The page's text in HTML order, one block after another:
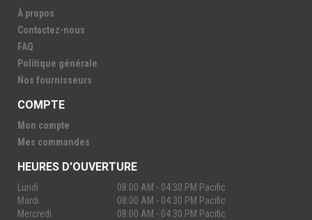
À propos
Contactez-nous
FAQ
Politique générale
Nos fournisseurs
COMPTE
Mon compte
Mes commandes
HEURES D'OUVERTURE
Lundi
08:00 AM - 04:30 PM Pacific
Mardi
08:00 AM - 04:30 PM Pacific
Mercredi
08:00 AM - 04:30 PM Pacific